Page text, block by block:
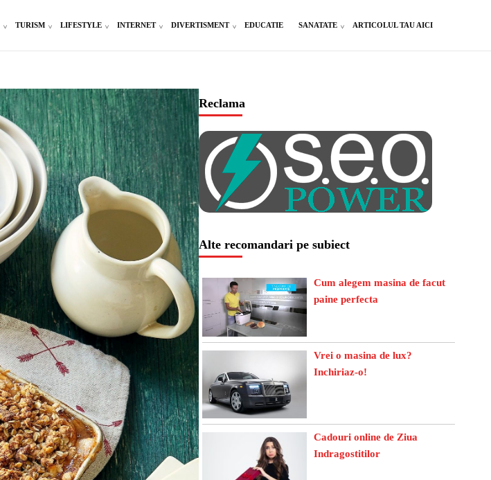
TURISM LIFESTYLE INTERNET DIVERTISMENT EDUCATIE SANATATE ARTICOLUL TAU AICI
Reclama
Alte recomandari pe subiect
Cum alegem masina de facut
paine perfecta
Vrei o masina de lux?
Inchiriaz-o!
Cadouri online de Ziua
Indragostitilor